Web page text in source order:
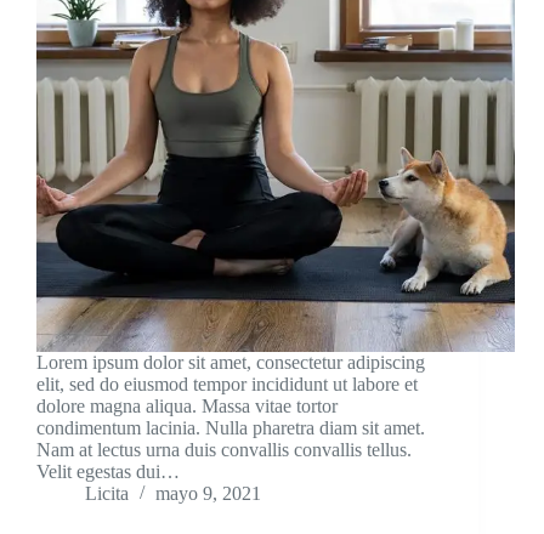
Lorem ipsum dolor sit amet, consectetur adipiscing
elit, sed do eiusmod tempor incididunt ut labore et
dolore magna aliqua. Massa vitae tortor
condimentum lacinia. Nulla pharetra diam sit amet.
Nam at lectus urna duis convallis convallis tellus.
Velit egestas dui…
Licita
mayo 9, 2021